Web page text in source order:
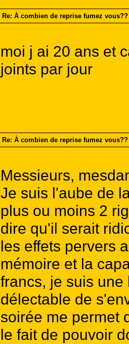
Re: À combien de reprise fumez vous??
moi j ai 20 ans et
joints par jour
Re: À combien de reprise fumez vous??
Messieurs,
Je suis l'aube de
plus ou moins 2
dire qu'il serait
les effets pervers
mémoire et la
francs, je suis
délectable de
soirée me permet
le fait de pouvoir